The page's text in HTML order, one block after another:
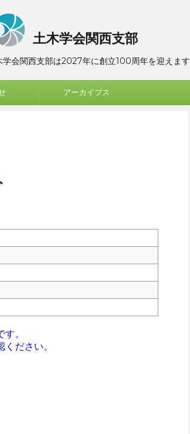
土木学会関西支部
学会関西支部は2027年に創立100周年を迎えます
アーカイブス
。
ださい。